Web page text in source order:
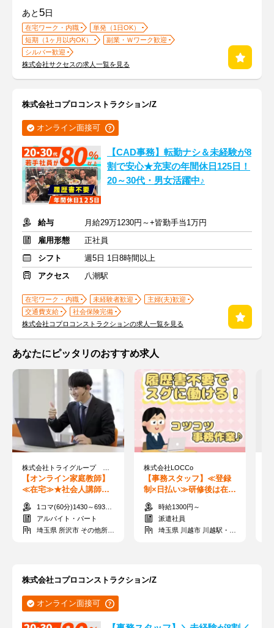
あと 5日
在宅ワーク・内職
単発（1日OK）
短期（1ヶ月以内OK）
副業・Ｗワーク歓迎
シルバー歓迎
株式会社サクセスの求人一覧を見る
株式会社コプロコンストラクション/Z
オンライン面接可
【CAD事務】転勤ナシ＆未経験が8
割で安心★充実の年間休日125日！
20～30代・男女活躍中♪
給与
月給29万1230円～+皆勤手当1万円
雇用形態
正社員
シフト
週5日 1日8時間以上
アクセス
八潮駅
在宅ワーク・内職 未経験者歓迎
主婦(夫)歓迎
交通費支給
社会保険完備
株式会社コプロコンストラクションの求人一覧を見る
あなたにピッタリのおすすめ求人
【オンライン家庭教師】
≪在宅≫★社会人講師募
集★すきま時間に60分か
ら指導可能◎
1コマ(60分)1430～6930円
アルバイト・パート
埼玉県 所沢市 その他所沢市
株式会社LOCCo
【事務スタッフ】≪登録
制×日払い≫研修後は在宅
OK◎髪ネイル自由♪未経
験歓迎！
時給1300円～
派遣社員
埼玉県 川越市 川越駅・本川越駅周辺
株式会社コプロコンストラクション/Z
オンライン面接可